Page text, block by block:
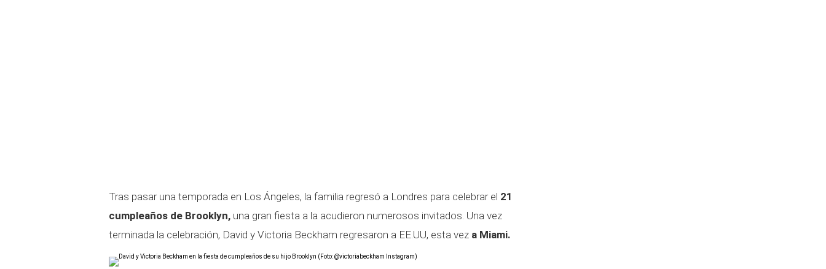
Tras pasar una temporada en Los Ángeles, la familia regresó a Londres para celebrar el 21
cumpleaños de Brooklyn, una gran fiesta a la acudieron numerosos invitados. Una vez
terminada la celebración, David y Victoria Beckham regresaron a EE.UU, esta vez a Miami.